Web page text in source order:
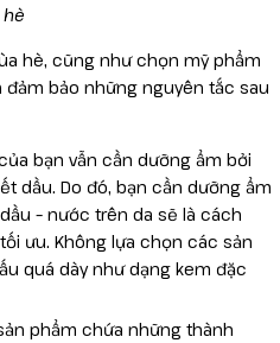
hè
hè, cũng như chọn mỹ phẩm
bảo những nguyên tắc sau
bạn vẫn cần dưỡng ẩm bởi
dầu. Do đó, bạn cần dưỡng ẩm
– nước trên da sẽ là cách
ưu. Không lựa chọn các sản
quá dày như dạng kem đặc
phẩm chứa những thành